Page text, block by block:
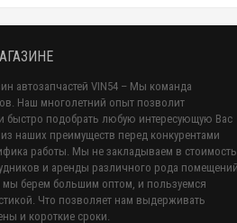
автозапчастей VIN54 – Мы команда
Наш многолетний опыт позволит
быстро подобрать любую интересующую Вас
наших преимуществ перед конкурентами
работы. Мы не закладываем в стоимость
и аренды различного рода
мы берем большим оптом, и пользуемся
Что позволяет нам выдерживать
и короткие сроки.